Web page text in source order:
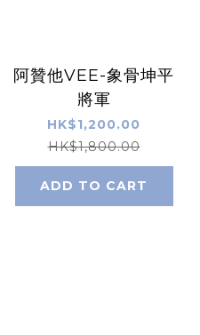
阿贊他VEE-象骨坤平
將軍
HK$1,200.00
HK$1,800.00
ADD TO CART